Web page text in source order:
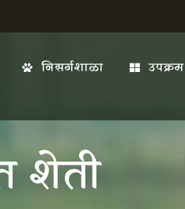
निसर्गशाळा उपक्रम
शेती